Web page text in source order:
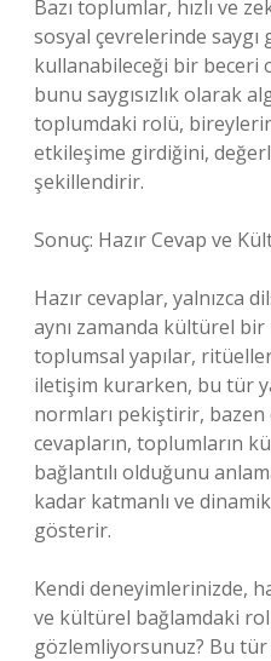
Bazı toplumlar, hızlı ve
sosyal çevrelerinde saygı
kullanabileceği bir
bunu saygısızlık olarak
toplumdaki rolü,
etkileşime girdiğini,
şekillendirir.
Sonuç: Hazır Cevap ve
Hazır cevaplar, yalnızca
aynı zamanda kültürel
toplumsal yapılar, ritüeller
iletişim kurarken, bu tür
normları pekiştirir, bazen
cevapların, toplumların
bağlantılı olduğunu
kadar katmanlı ve
gösterir.
Kendi deneyimlerinizde,
ve kültürel bağlamdaki
gözlemliyorsunuz? Bu